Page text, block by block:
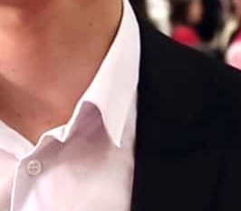
Plus dans la catégorie